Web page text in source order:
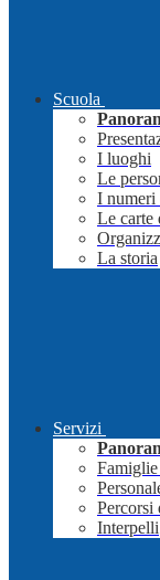
Scuola
I luoghi
Le
I numeri
Le carte
La storia
Servizi
Famiglie
Percorsi
Interpelli